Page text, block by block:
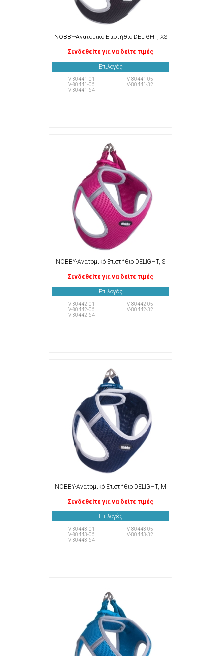
NOBBY-Ανατομικό Επιστήθιο DELIGHT, XS
Συνδεθείτε για να δείτε τιμές
Επιλογές
V-80441-01
V-80441-05
V-80441-06
V-80441-32
V-80441-64
NOBBY-Ανατομικό Επιστήθιο DELIGHT, S
Συνδεθείτε για να δείτε τιμές
Επιλογές
V-80442-01
V-80442-05
V-80442-06
V-80442-32
V-80442-64
NOBBY-Ανατομικό Επιστήθιο DELIGHT, M
Συνδεθείτε για να δείτε τιμές
Επιλογές
V-80443-01
V-80443-05
V-80443-06
V-80443-32
V-80443-64